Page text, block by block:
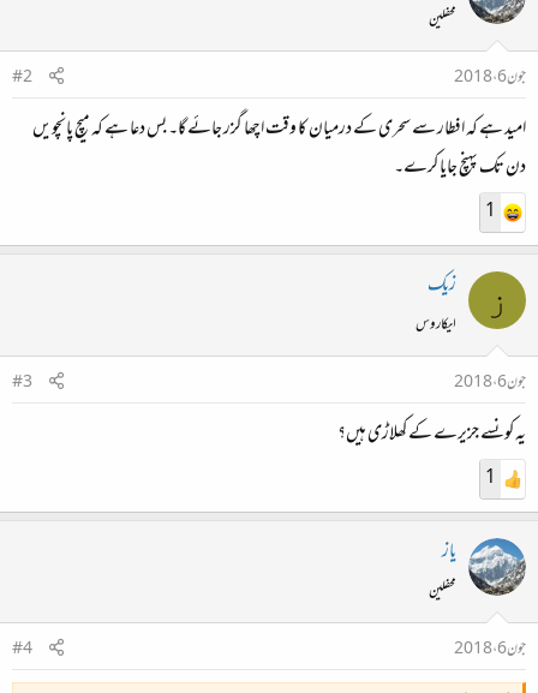
محفلین
جون 6، 2018
#2
امید ہے کہ افطار سے سحری کے درمیان کا وقت اچھا گزر جائے گا۔ بس دعا ہے کہ میچ پانچویں
دن تک پہنچ جایا کرے۔
1
ز زیک
ایکاروس
جون 6، 2018
#3
یہ کونسے جزیرے کے کھلاڑی ہیں؟
1
یاز
محفلین
جون 6، 2018
#4